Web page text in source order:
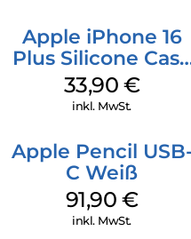
Apple iPhone 16
Plus Silicone Case
MagSafe Lake
Green
33,90 €
inkl. MwSt.
Apple Pencil
C Weiß
91,90 €
inkl. MwSt.